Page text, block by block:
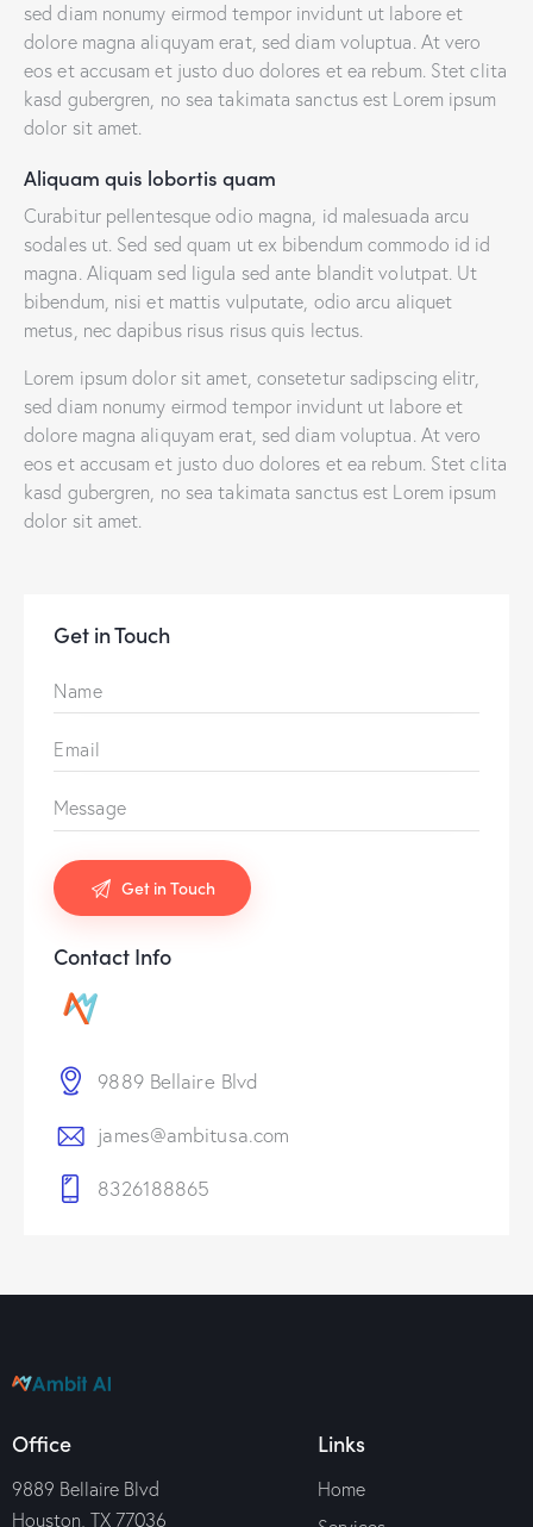
sed diam nonumy eirmod tempor invidunt ut labore et
dolore magna aliquyam erat, sed diam voluptua. At vero
eos et accusam et justo duo dolores et ea rebum. Stet clita
kasd gubergren, no sea takimata sanctus est Lorem ipsum
dolor sit amet.
Aliquam quis lobortis quam
Curabitur pellentesque odio magna, id malesuada arcu
sodales ut. Sed sed quam ut ex bibendum commodo id id
magna. Aliquam sed ligula sed ante blandit volutpat. Ut
bibendum, nisi et mattis vulputate, odio arcu aliquet
metus, nec dapibus risus risus quis lectus.
Lorem ipsum dolor sit amet, consetetur sadipscing elitr,
sed diam nonumy eirmod tempor invidunt ut labore et
dolore magna aliquyam erat, sed diam voluptua. At vero
eos et accusam et justo duo dolores et ea rebum. Stet clita
kasd gubergren, no sea takimata sanctus est Lorem ipsum
dolor sit amet.
Get in Touch
Contact Info
9889 Bellaire Blvd
james@ambitusa.com
8326188865
Office
9889 Bellaire Blvd
Houston, TX 77036
Links
Home